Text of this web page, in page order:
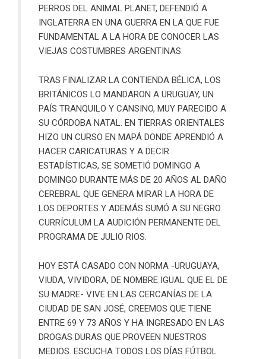
PERROS DEL ANIMAL PLANET, DEFENDIÓ A
INGLATERRA EN UNA GUERRA EN LA QUE FUE
FUNDAMENTAL A LA HORA DE CONOCER LAS
VIEJAS COSTUMBRES ARGENTINAS.
TRAS FINALIZAR LA CONTIENDA BÉLICA, LOS
BRITÁNICOS LO MANDARON A URUGUAY, UN
PAÍS TRANQUILO Y CANSINO, MUY PARECIDO A
SU CÓRDOBA NATAL. EN TIERRAS ORIENTALES
HIZO UN CURSO EN MAPÁ DONDE APRENDIÓ A
HACER CARICATURAS Y A DECIR
ESTADÍSTICAS, SE SOMETIÓ DOMINGO A
DOMINGO DURANTE MÁS DE 20 AÑOS AL DAÑO
CEREBRAL QUE GENERA MIRAR LA HORA DE
LOS DEPORTES Y ADEMÁS SUMÓ A SU NEGRO
CURRÍCULUM LA AUDICIÓN PERMANENTE DEL
PROGRAMA DE JULIO RIOS.
HOY ESTÁ CASADO CON NORMA -URUGUAYA,
VIUDA, VIVIDORA, DE NOMBRE IGUAL QUE EL DE
SU MADRE- VIVE EN LAS CERCANÍAS DE LA
CIUDAD DE SAN JOSÉ, CREEMOS QUE TIENE
ENTRE 69 Y 73 AÑOS Y HA INGRESADO EN LAS
DROGAS DURAS QUE PROVEEN NUESTROS
MEDIOS. ESCUCHA TODOS LOS DÍAS FÚTBOL